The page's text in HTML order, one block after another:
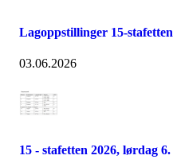
Lagoppstillinger 15-stafetten
03.06.2026
15 - stafetten 2026, lørdag